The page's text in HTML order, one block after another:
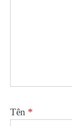
Tên *